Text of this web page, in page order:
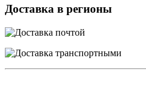
Доставка в регионы